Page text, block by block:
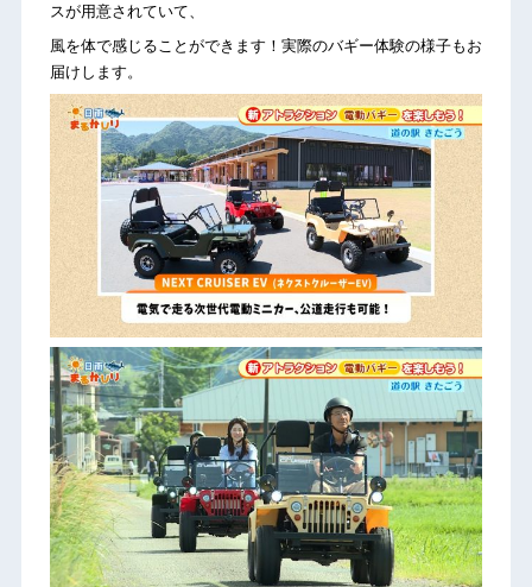
スが用意されていて、
風を体で感じることができます！実際のバギー体験の様子もお
届けします。